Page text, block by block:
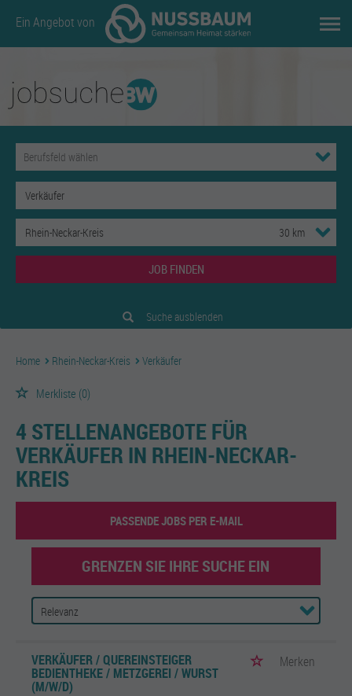
Ein Angebot von
JOB FINDEN
Suche ausblenden
Home Rhein-Neckar-Kreis Verkäufer
Merkliste (0)
4 STELLENANGEBOTE FÜR
VERKÄUFER IN RHEIN-NECKAR-
KREIS
PASSENDE JOBS PER E-MAIL
GRENZEN SIE IHRE SUCHE EIN
VERKÄUFER / QUEREINSTEIGER
BEDIENTHEKE / METZGEREI / WURST
(M/W/D)
Merken